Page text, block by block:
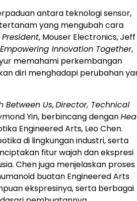
antara teknologi sensor,
yang mengubah cara
President, Mouser Electronics, Jeff
Empowering Innovation Together,
memahami perkembangan
diri menghadapi perubahan
Between Us,Director, Technical
Yin, berbincang dengan
Engineered Arts, Leo Chen.
di lingkungan industri, serta
fitur wajah dan ekspresi
Chen juga menjelaskan proses
buatan Engineered Arts
ekspresinya, serta berbagai